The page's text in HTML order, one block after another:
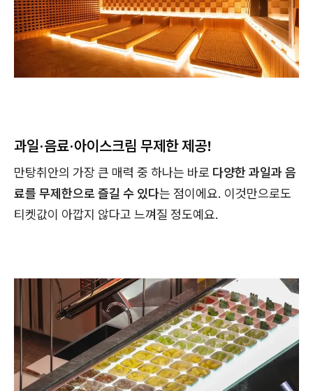
과일·음료·아이스크림 무제한 제공!
만탕취안의 가장 큰 매력 중 하나는 바로 다양한 과일과 음
료를 무제한으로 즐길 수 있다는 점이에요. 이것만으로도
티켓값이 아깝지 않다고 느껴질 정도예요.